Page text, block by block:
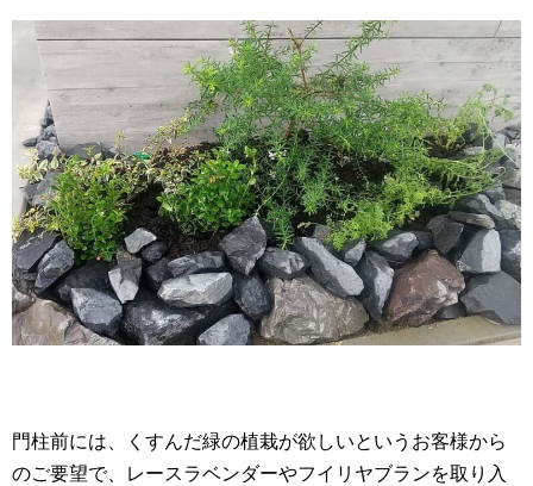
門柱前には、くすんだ緑の植栽が欲しいというお客様から
のご要望で、レースラベンダーやフイリヤブランを取り入